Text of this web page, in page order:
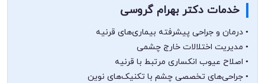
خدمات دکتر بهرام گروسی
• درمان و جراحی پیشرفته بیماری‌های قرنیه
• مدیریت اختلالات خارج چشمی
• اصلاح عیوب انکساری مرتبط با قرنیه
• جراحی‌های تخصصی چشم با تکنیک‌های نوین